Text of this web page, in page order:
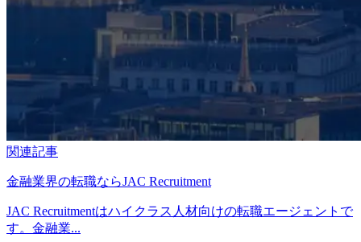
関連記事
金融業界の転職ならJAC Recruitment
JAC Recruitmentはハイクラス人材向けの転職エージェントで
す。金融業...